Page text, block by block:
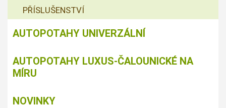
PŘÍSLUŠENSTVÍ
AUTOPOTAHY UNIVERZÁLNÍ
AUTOPOTAHY LUXUS-ČALOUNICKÉ NA
MÍRU
NOVINKY